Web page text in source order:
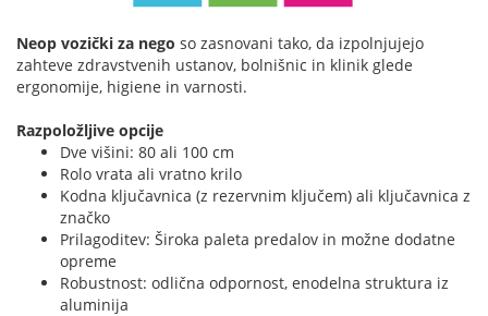
Neop vozički za nego so zasnovani tako, da izpolnjujejo
zahteve zdravstvenih ustanov, bolnišnic in klinik glede
ergonomije, higiene in varnosti.
Razpoložljive opcije
Dve višini: 80 ali 100 cm
Rolo vrata ali vratno krilo
Kodna ključavnica (z rezervnim ključem) ali ključavnica z
značko
Prilagoditev: Široka paleta predalov in možne dodatne
opreme
Robustnost: odlična odpornost, enodelna struktura iz
aluminija